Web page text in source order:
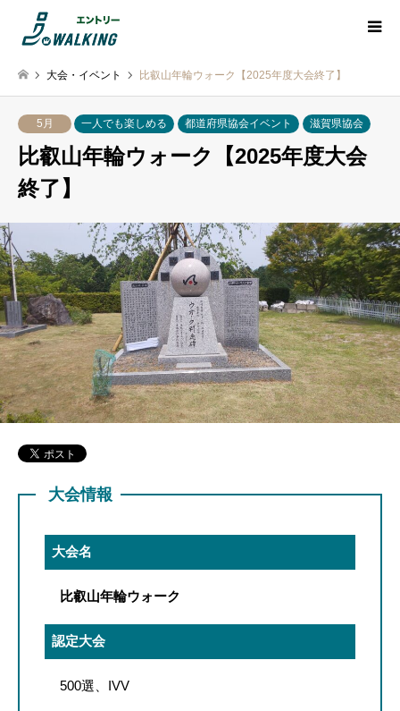
大会・イベント 比叡山年輪ウォーク【2025年度大会終了】
5月 一人でも楽しめる 都道府県協会イベント 滋賀県協会
比叡山年輪ウォーク【2025年度大会
終了】
大会情報
大会名
比叡山年輪ウォーク
認定大会
500選、IVV